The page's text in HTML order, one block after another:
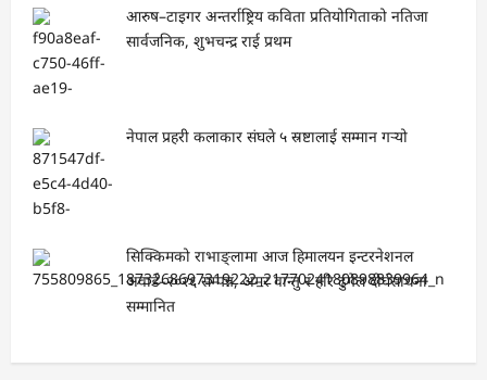
आरुष–टाइगर अन्तर्राष्ट्रिय कविता प्रतियोगिताको नतिजा
सार्वजनिक, शुभचन्द्र राई प्रथम
नेपाल प्रहरी कलाकार संघले ५ स्रष्टालाई सम्मान गर्‍यो
सिक्किमको राभाङ्लामा आज हिमालयन इन्टरनेशनल
अवार्ड–२०२६ सम्पन्न, अमर वान्तु र हरि ढुंगेल दीर्घसाधना
सम्मानित